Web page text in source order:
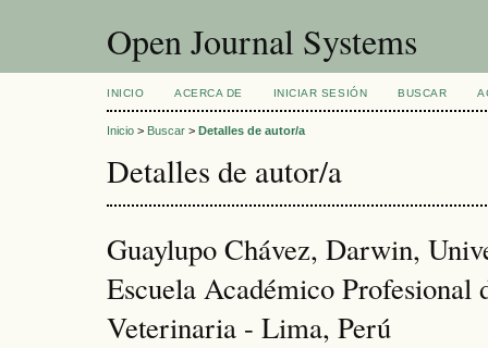
Open Journal Systems
INICIO ACERCA DE INICIAR SESIÓN BUSCAR
Inicio > Buscar > Detalles de autor/a
Detalles de autor/a
Guaylupo Chávez, Darwin,
Escuela Académico Profesional
Veterinaria - Lima, Perú